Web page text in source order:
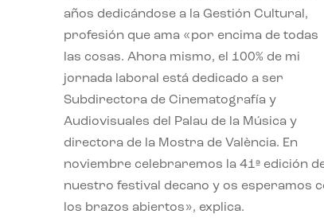
años dedicándose a la Gestión Cultural,
profesión que ama «por encima de todas
las cosas. Ahora mismo, el 100% de mi
jornada laboral está dedicado a ser
Subdirectora de Cinematografía y
Audiovisuales del Palau de la Música y
directora de la Mostra de València. En
noviembre celebraremos la 41ª edición
nuestro festival decano y os esperamos
los brazos abiertos», explica.